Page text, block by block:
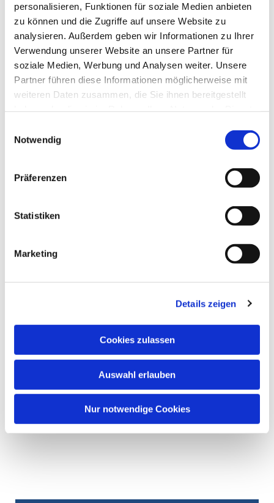
personalisieren, Funktionen für soziale Medien anbieten
zu können und die Zugriffe auf unsere Website zu
analysieren. Außerdem geben wir Informationen zu Ihrer
Verwendung unserer Website an unsere Partner für
soziale Medien, Werbung und Analysen weiter. Unsere
Partner führen diese Informationen möglicherweise mit
weiteren Daten zusammen, die Sie ihnen bereitgestellt
Notwendig
Präferenzen
Statistiken
Marketing
Details zeigen
Cookies zulassen
Auswahl erlauben
Nur notwendige Cookies
Eintritt 12 € | ermäßigt 5 €
Karten im Vorverkauf | Mittwoch 4. und 11.11.
von 16.30-18 Uhr, Petrikirchenhaus, Pastor-
Barnstein-Platz 2 oder ab 27.10. im
Gemeindebüro in Anbau der Petrikirche (Die-Fr.
10-12 Uhr) | Vorbestellung per Mail:
tickets@musik-in-petri.de
Kartenbestellungen per E-Mail können an den
beiden Vorverkaufsterminen im Petrikirchenhaus
abgeholt werden. Reservierungen für die
möglich| Karten an der Abendkasse
Einlass 30 Minuten vor Beginn | Dauer ca. 80
Kirchenmusik e.V.